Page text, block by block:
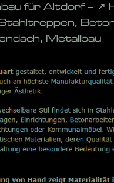
für Altdorf – ↗️
Metallbau